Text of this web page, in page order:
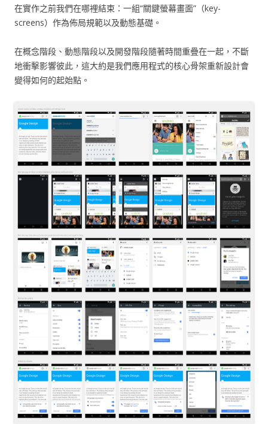
在實作之前我們在哪裡結束：一組“關鍵螢幕畫面”（key-
screens）作為佈局規範以及動態基礎。
在概念階段、動態階段以及開發階段隨著時間重疊在一起，不斷
地衝擊影響彼此，這大約是我們應用程式的核心骨架重新設計會
變得如何的起始點。